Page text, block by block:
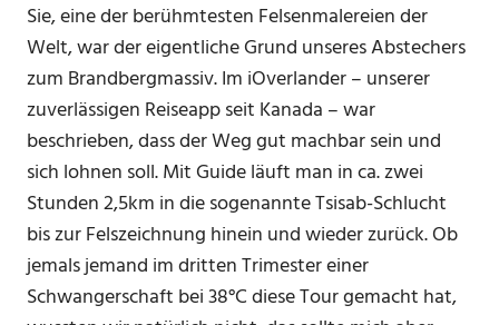
Sie, eine der berühmtesten Felsenmalereien der
Welt, war der eigentliche Grund unseres Abstechers
zum Brandbergmassiv. Im iOverlander – unserer
zuverlässigen Reiseapp seit Kanada – war
beschrieben, dass der Weg gut machbar sein und
sich lohnen soll. Mit Guide läuft man in ca. zwei
Stunden 2,5km in die sogenannte Tsisab-Schlucht
bis zur Felszeichnung hinein und wieder zurück. Ob
jemals jemand im dritten Trimester einer
Schwangerschaft bei 38°C diese Tour gemacht hat,